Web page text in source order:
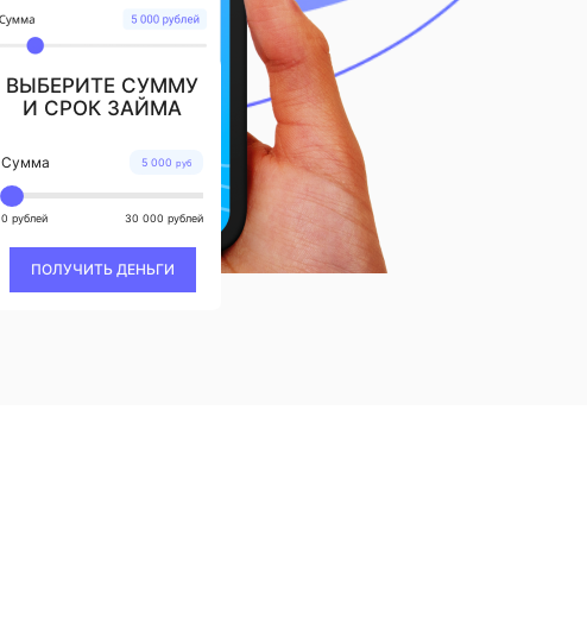
ВЫБЕРИТЕ СУММУ
И СРОК ЗАЙМА
5 000 руб
Сумма
0 рублей 30 000 рублей
ПОЛУЧИТЬ ДЕНЬГИ